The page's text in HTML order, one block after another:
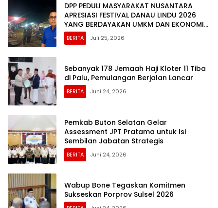
DPP PEDULI MASYARAKAT NUSANTARA
APRESIASI FESTIVAL DANAU LINDU 2026
YANG BERDAYAKAN UMKM DAN EKONOMI
KERAKYATAN
BERITA Juli 25, 2026
Sebanyak 178 Jemaah Haji Kloter 11 Tiba
di Palu, Pemulangan Berjalan Lancar
BERITA Juni 24, 2026
Pemkab Buton Selatan Gelar
Assessment JPT Pratama untuk Isi
Sembilan Jabatan Strategis
BERITA Juni 24, 2026
Wabup Bone Tegaskan Komitmen
Sukseskan Porprov Sulsel 2026